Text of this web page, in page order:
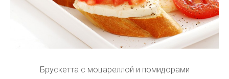
Брускетта с моцареллой и помидорами